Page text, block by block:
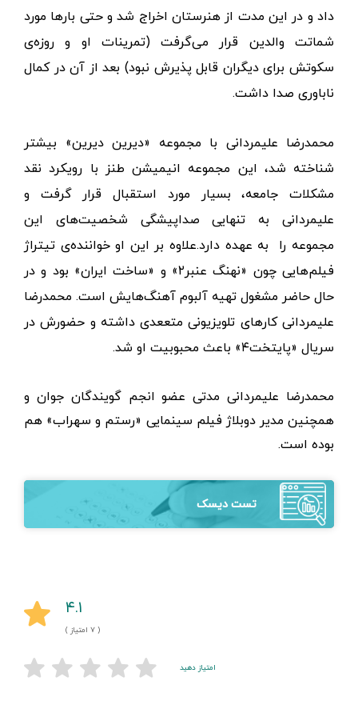
داد و در این مدت از هنرستان اخراج شد و حتی بارها مورد
شماتت والدین قرار می‌گرفت (تمرینات او و روزه‌ی
سکوتش برای دیگران قابل پذیرش نبود) بعد از آن در کمال
ناباوری صدا داشت.
محمدرضا علیمردانی با مجموعه «دیرین دیرین» بیشتر
شناخته شد، این مجموعه انیمیشن طنز با رویکرد نقد
مشکلات جامعه، بسیار مورد استقبال قرار گرفت و
علیمردانی به تنهایی صداپیشگی شخصیت‌های این
مجموعه را به عهده دارد.علاوه بر این‌ او خواننده‌ی تیتراژ
فیلم‌هایی چون «نهنگ عنبر۲» و «ساخت ایران» بود و در
حال حاضر مشغول تهیه آلبوم آهنگ‌هایش است. محمدرضا
علیمردانی کارهای تلویزیونی متععدی داشته و حضورش در
سریال «پایتخت۴» باعث محبوبیت او شد.
محمدرضا علیمردانی مدتی عضو انجم گویندگان جوان و
همچنین مدیر دوبلاژ فیلم سینمایی «رستم و سهراب» هم
بوده است.
تست دیسک
۴.۱
( ۷ امتیاز )
امتیاز دهید